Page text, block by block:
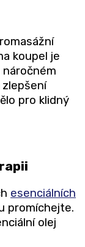
koupel je
zlepšení
pro klidný
esenciálních
promíchejte.
olej